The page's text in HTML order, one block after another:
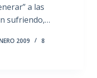
a las
sufriendo,…
2009
8